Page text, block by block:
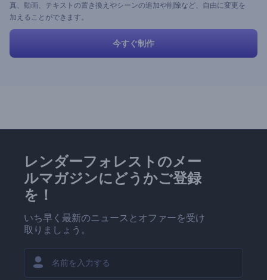
真、動画、テキストの置き換えやシーンの追加や削除など、自由に変更を
加えることができます。
今すぐ制作
レンダーフォレストのメー
ルマガジンにどうかご登録
を！
いち早く最新のニュースとオファーを受け
取りましょう。